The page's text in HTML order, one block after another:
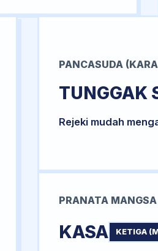
PANCASUDA
TUNGGAK
Rejeki mudah
PRANATA
KASA KETIGA